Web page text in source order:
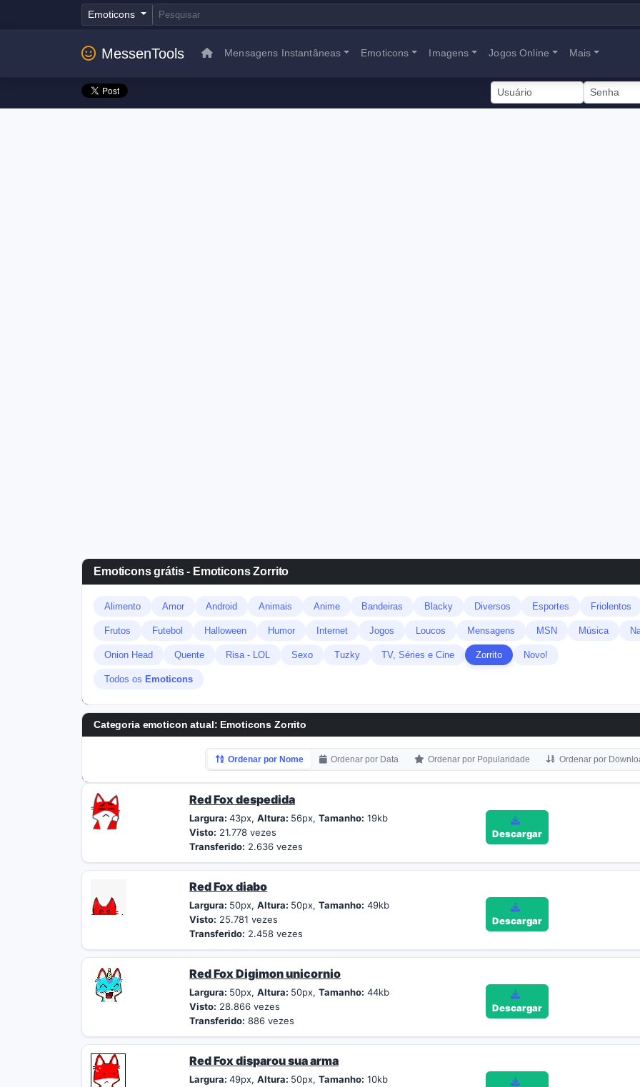
Emoticons
MessenTools Mensagens Instantâneas Emoticons Imagens Jogos Online Mais
Emoticons grátis - Emoticons Zorrito
Alimento Amor Android Animais Anime Bandeiras Blacky Diversos Esportes Friolentos
Frutos Futebol Halloween Humor Internet Jogos Loucos Mensagens MSN Música
Onion Head Quente Risa - LOL Sexo Tuzky TV, Séries e Cine Zorrito Novo!
Todos os Emoticons
Categoria emoticon atual: Emoticons Zorrito
Ordenar por Nome Ordenar por Data Ordenar por Popularidade Ordenar por
Red Fox despedida
Largura:43px,Altura: 56px,Tamanho: 19kb
Visto: 21.778 vezes
Transferido: 2.636 vezes
Descargar
Red Fox diabo
Largura: 50px,Altura: 50px,Tamanho: 49kb
Visto: 25.781 vezes
Transferido: 2.458 vezes
Descargar
Red Fox Digimon unicornio
Largura: 50px,Altura: 50px,Tamanho: 44kb
Visto: 28.866 vezes
Transferido: 886 vezes
Descargar
Red Fox disparou sua arma
Largura:49px,Altura: 50px,Tamanho: 10kb